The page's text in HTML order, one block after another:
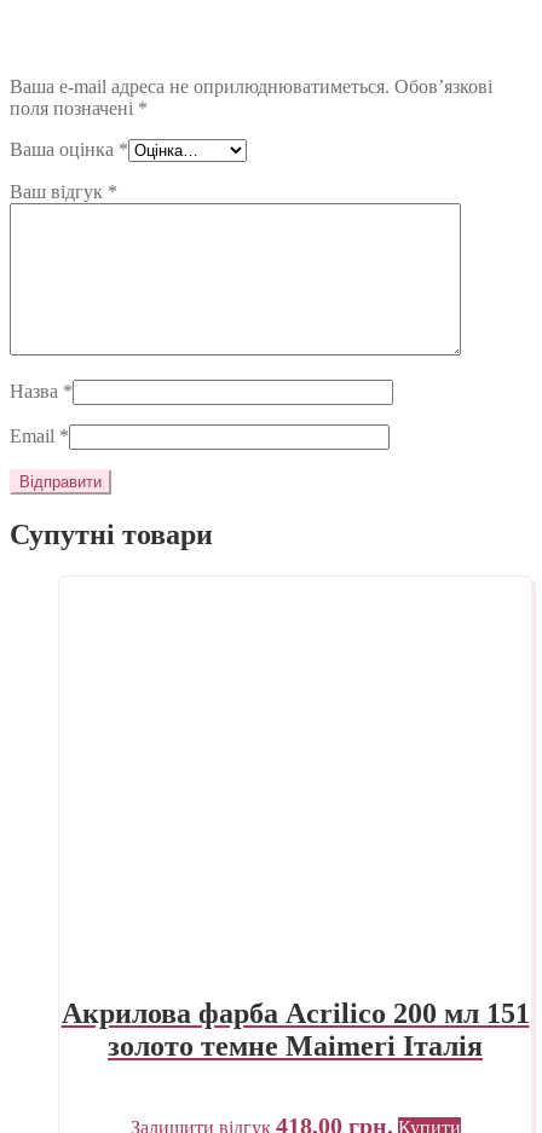
Ваша e-mail адреса не оприлюднюватиметься. Обов’язкові
поля позначені *
Ваша оцінка *
Ваш відгук *
Назва *
Email *
Супутні товари
Акрилова фарба Acrilico 200 мл 151
золото темне Maimeri Італія
Залишити відгук 418,00 грн. Купити